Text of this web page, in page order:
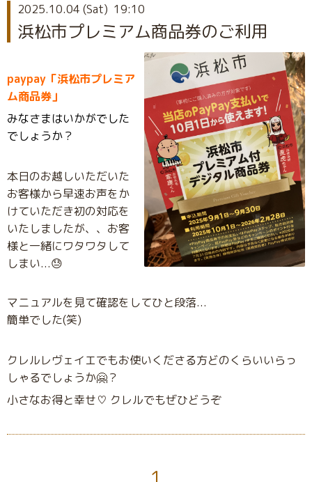
2025.10.04 (Sat) 19:10
浜松市プレミアム商品券のご利用
paypay「浜松市プレミア
ム商品券」
みなさまはいかがでした
でしょうか？
本日のお越しいただいた
お客様から早速お声をか
けていただき初の対応を
いたしましたが、、 お客
様と一緒にワタワタして
しまい...😓
マニュアルを見て確認をしてひと段落...
簡単でした(笑)
クレルレヴェイエでもお使いくださる方どのくらいいらっ
しゃるでしょうか🤗？
小さなお得と幸せ♡ クレルでもぜひどうぞ